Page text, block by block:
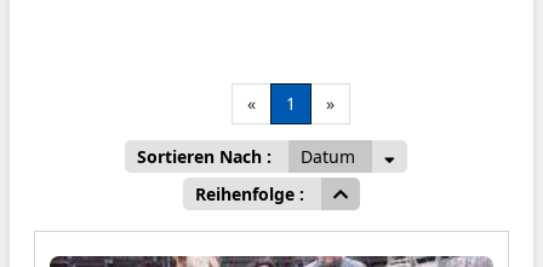
« 1 »
Sortieren Nach :
Datum
Reihenfolge :